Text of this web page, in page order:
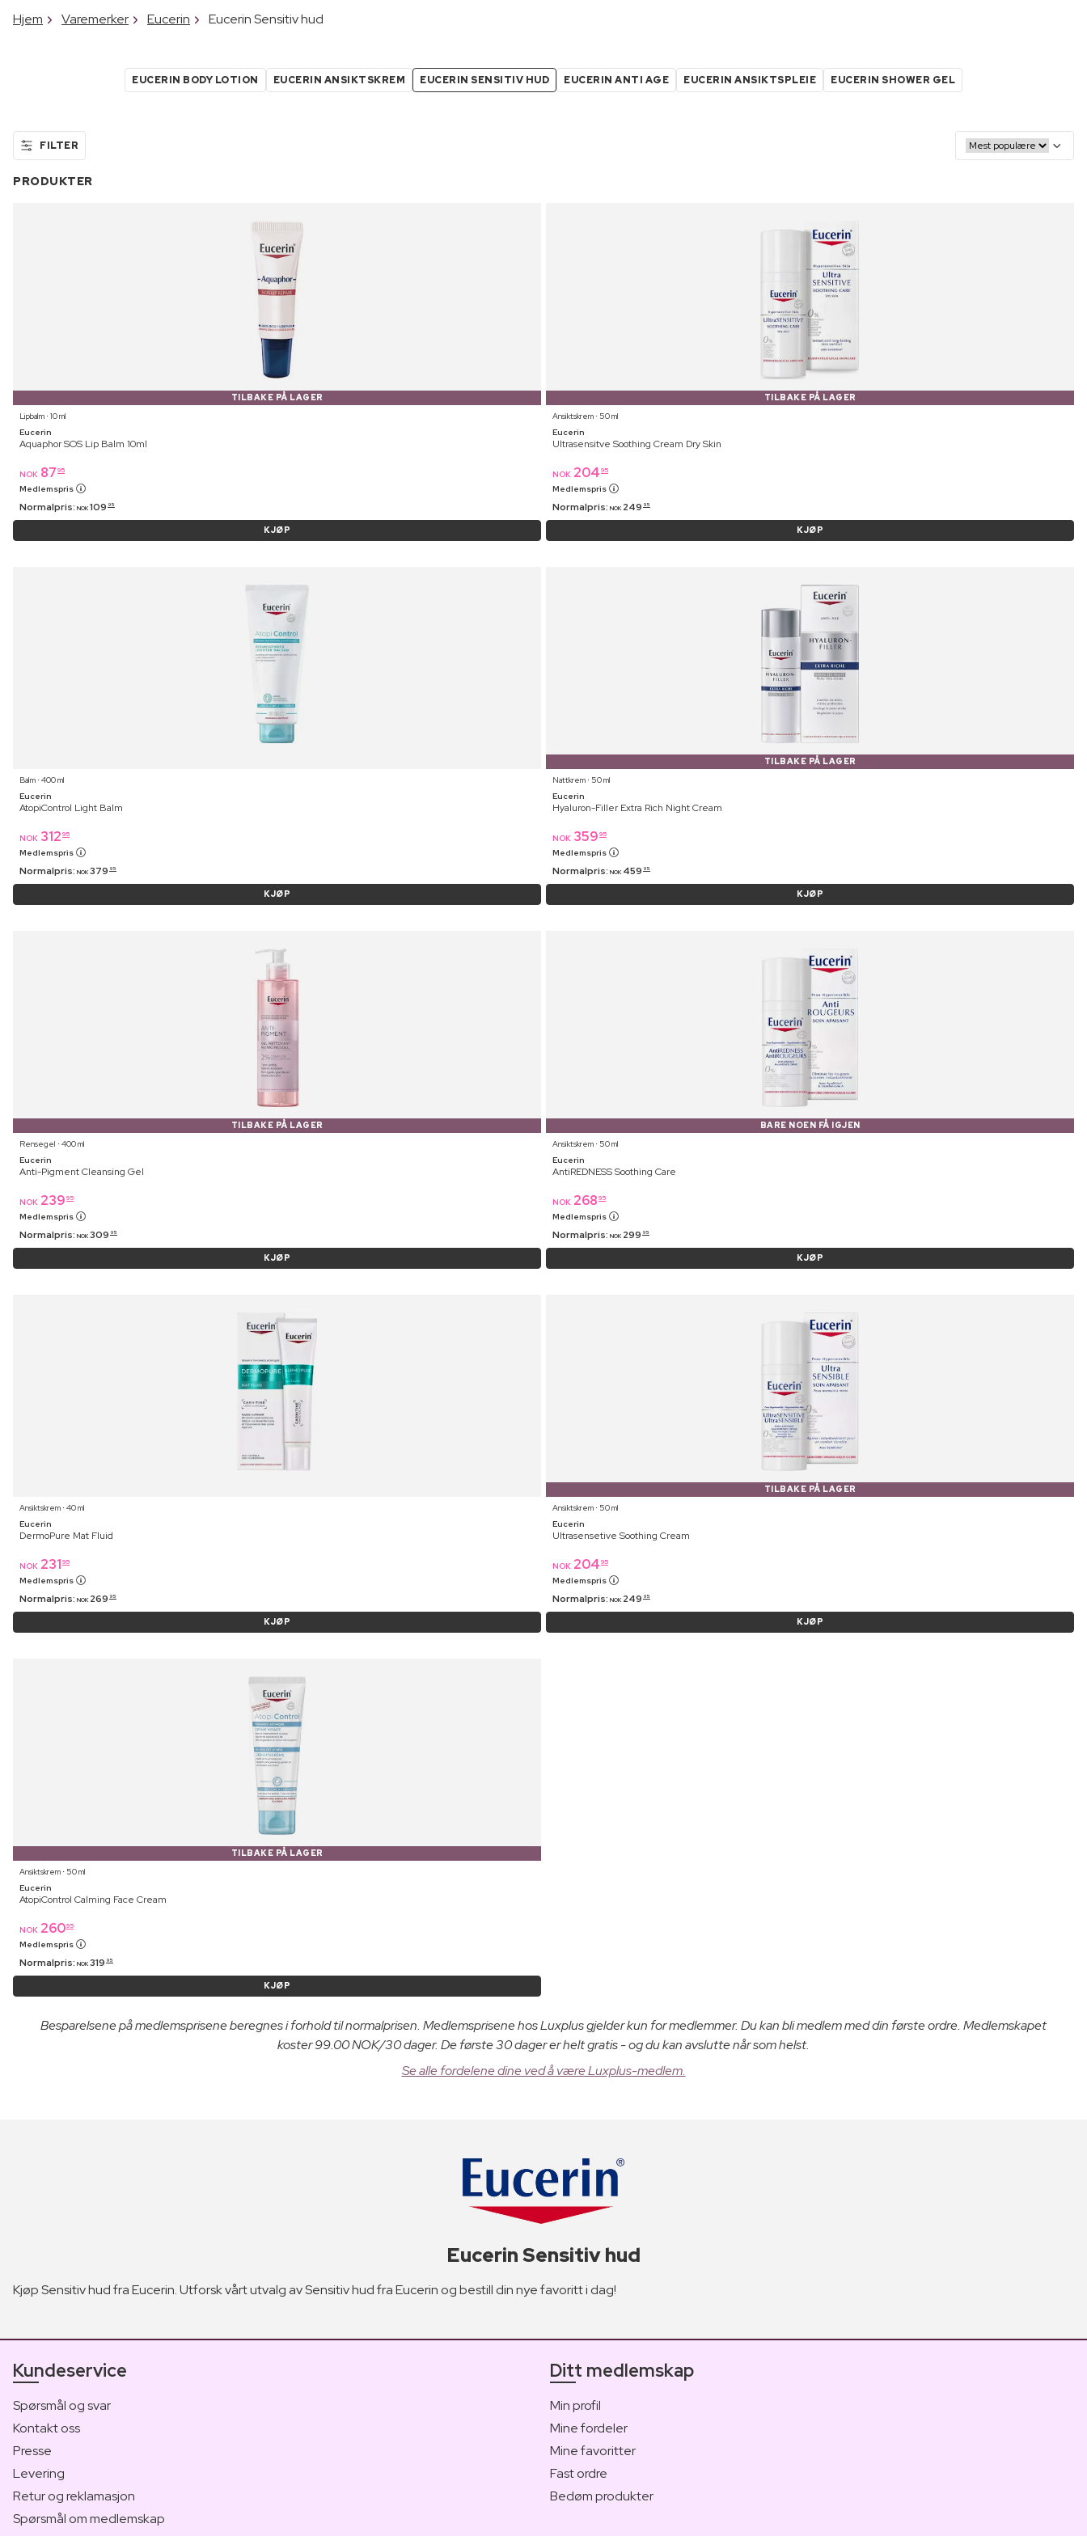
Hjem Varemerker Eucerin Eucerin Sensitiv hud
EUCERIN BODY LOTION EUCERIN ANSIKTSKREM EUCERIN SENSITIV HUD EUCERIN ANTI AGE EUCERIN ANSIKTSPLEIE EUCERIN SHOWER GEL
FILTER
PRODUKTER
TILBAKE PÅ LAGER
Lipbalm ⋅ 10 ml
Eucerin
Aquaphor SOS Lip Balm 10ml
NOK 87 95
Medlemspris
Normalpris: NOK 109 95
KJØP
TILBAKE PÅ LAGER
Ansiktskrem ⋅ 50 ml
Eucerin
Ultrasensitve Soothing Cream Dry Skin
NOK 204 95
Medlemspris
Normalpris: NOK 249 95
KJØP
Balm ⋅ 400 ml
Eucerin
AtopiControl Light Balm
NOK 312 95
Medlemspris
Normalpris: NOK 379 95
KJØP
TILBAKE PÅ LAGER
Nattkrem ⋅ 50 ml
Eucerin
Hyaluron-Filler Extra Rich Night Cream
NOK 359 95
Medlemspris
Normalpris: NOK 459 95
KJØP
TILBAKE PÅ LAGER
Rensegel ⋅ 400 ml
Eucerin
Anti-Pigment Cleansing Gel
NOK 239 95
Medlemspris
Normalpris: NOK 309 95
KJØP
BARE NOEN FÅ IGJEN
Ansiktskrem ⋅ 50 ml
Eucerin
AntiREDNESS Soothing Care
NOK 268 95
Medlemspris
Normalpris: NOK 299 95
KJØP
Ansiktskrem ⋅ 40 ml
Eucerin
DermoPure Mat Fluid
NOK 231 95
Medlemspris
Normalpris: NOK 269 95
KJØP
TILBAKE PÅ LAGER
Ansiktskrem ⋅ 50 ml
Eucerin
Ultrasensetive Soothing Cream
NOK 204 95
Medlemspris
Normalpris: NOK 249 95
KJØP
TILBAKE PÅ LAGER
Ansiktskrem ⋅ 50 ml
Eucerin
AtopiControl Calming Face Cream
NOK 26095
Medlemspris
Normalpris: NOK 319 95
KJØP
Besparelsene på medlemsprisene beregnes i forhold til normalprisen. Medlemsprisene hos Luxplus gjelder kun for medlemmer. Du kan bli medlem med din første ordre. Medlemskapet
koster 99.00 NOK/30 dager. De første 30 dager er helt gratis - og du kan avslutte når som helst.
Se alle fordelene dine ved å være Luxplus-medlem.
Eucerin Sensitiv hud
Kjøp Sensitiv hud fra Eucerin. Utforsk vårt utvalg av Sensitiv hud fra Eucerin og bestill din nye favoritt i dag!
Kundeservice
Spørsmål og svar
Kontakt oss
Presse
Levering
Retur og reklamasjon
Spørsmål om medlemskap
Ditt medlemskap
Min profil
Mine fordeler
Mine favoritter
Fast ordre
Bedøm produkter